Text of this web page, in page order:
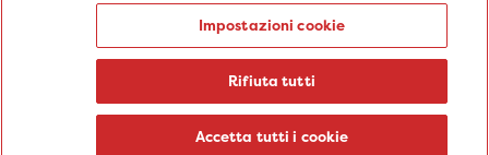
Informazioni
Prenota una visita
Prenota una visita
Impostazioni cookie
Rifiuta tutti
Accetta tutti i cookie